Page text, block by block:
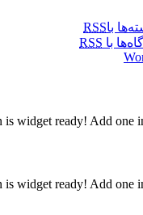
باRSS
با RSS
widget ready! Add one
is widget ready! Add one